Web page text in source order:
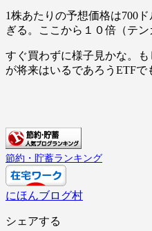
1株あたりの予想価格は700
ぎる。ここから１０倍（テン
すぐ買わずに様子見かな。
が将来はいるであろうETFで
節約・貯蓄ランキング
にほんブログ村
シェアする